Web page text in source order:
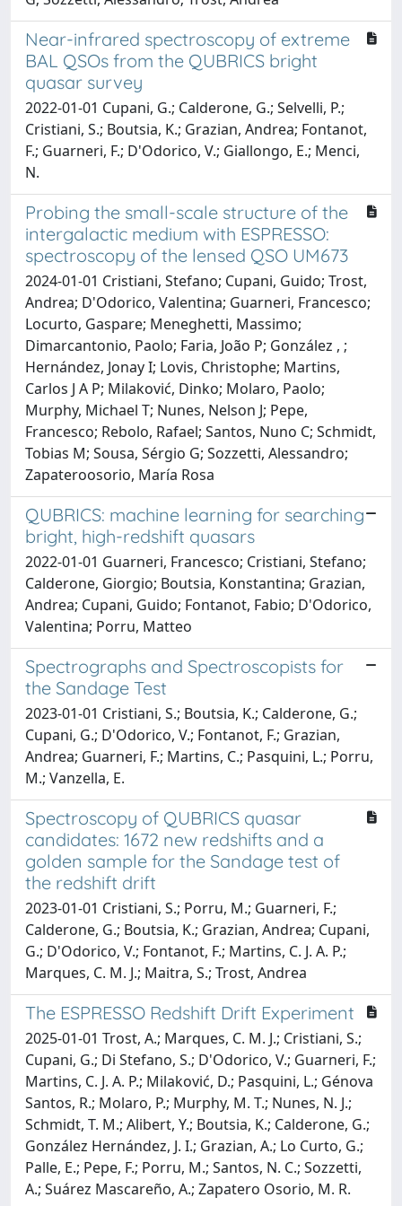
Near-infrared spectroscopy of extreme
BAL QSOs from the QUBRICS bright
quasar survey
2022-01-01 Cupani, G.; Calderone, G.; Selvelli, P.;
Cristiani, S.; Boutsia, K.; Grazian, Andrea; Fontanot,
F.; Guarneri, F.; D'Odorico, V.; Giallongo, E.; Menci,
N.
Probing the small-scale structure of the
intergalactic medium with ESPRESSO:
spectroscopy of the lensed QSO UM673
2024-01-01 Cristiani, Stefano; Cupani, Guido; Trost,
Andrea; D'Odorico, Valentina; Guarneri, Francesco;
Locurto, Gaspare; Meneghetti, Massimo;
Dimarcantonio, Paolo; Faria, João P; González , ;
Hernández, Jonay I; Lovis, Christophe; Martins,
Carlos J A P; Milaković, Dinko; Molaro, Paolo;
Murphy, Michael T; Nunes, Nelson J; Pepe,
Francesco; Rebolo, Rafael; Santos, Nuno C; Schmidt,
Tobias M; Sousa, Sérgio G; Sozzetti, Alessandro;
Zapateroosorio, María Rosa
QUBRICS: machine learning for searching
bright, high-redshift quasars
2022-01-01 Guarneri, Francesco; Cristiani, Stefano;
Calderone, Giorgio; Boutsia, Konstantina; Grazian,
Andrea; Cupani, Guido; Fontanot, Fabio; D'Odorico,
Valentina; Porru, Matteo
Spectrographs and Spectroscopists for
the Sandage Test
2023-01-01 Cristiani, S.; Boutsia, K.; Calderone, G.;
Cupani, G.; D'Odorico, V.; Fontanot, F.; Grazian,
Andrea; Guarneri, F.; Martins, C.; Pasquini, L.; Porru,
M.; Vanzella, E.
Spectroscopy of QUBRICS quasar
candidates: 1672 new redshifts and a
golden sample for the Sandage test of
the redshift drift
2023-01-01 Cristiani, S.; Porru, M.; Guarneri, F.;
Calderone, G.; Boutsia, K.; Grazian, Andrea; Cupani,
G.; D'Odorico, V.; Fontanot, F.; Martins, C. J. A. P.;
Marques, C. M. J.; Maitra, S.; Trost, Andrea
The ESPRESSO Redshift Drift Experiment
2025-01-01 Trost, A.; Marques, C. M. J.; Cristiani, S.;
Cupani, G.; Di Stefano, S.; D'Odorico, V.; Guarneri, F.;
Martins, C. J. A. P.; Milaković, D.; Pasquini, L.; Génova
Santos, R.; Molaro, P.; Murphy, M. T.; Nunes, N. J.;
Schmidt, T. M.; Alibert, Y.; Boutsia, K.; Calderone, G.;
González Hernández, J. I.; Grazian, A.; Lo Curto, G.;
Palle, E.; Pepe, F.; Porru, M.; Santos, N. C.; Sozzetti,
A.; Suárez Mascareño, A.; Zapatero Osorio, M. R.